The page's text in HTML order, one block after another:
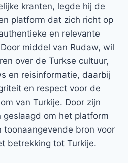
kranten, legde hij de
platform dat zich richt op
en relevante
middel van Rudaw, wil
over de Turkse cultuur,
en reisinformatie, daarbij
en respect voor de
van Turkije. Door zijn
om het platform
toonaangevende bron voor
betrekking tot Turkije.